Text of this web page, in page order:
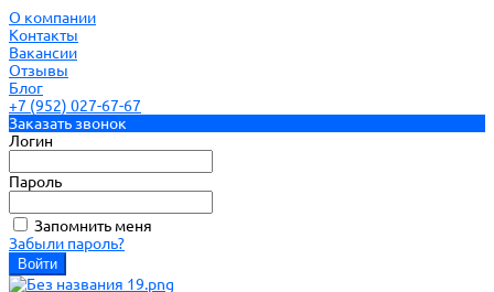
О компании
Контакты
Вакансии
Отзывы
Блог
+7 (952) 027-67-67
Заказать звонок
Логин
Пароль
Запомнить меня
Забыли пароль?